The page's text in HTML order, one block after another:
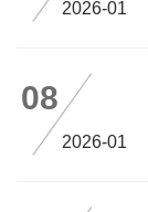
2026-01
08
2026-01